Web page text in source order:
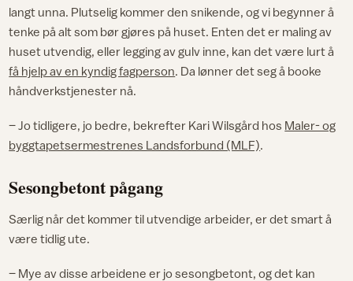
langt unna. Plutselig kommer den snikende, og vi begynner å
tenke på alt som bør gjøres på huset. Enten det er maling av
huset utvendig, eller legging av gulv inne, kan det være lurt å
få hjelp av en kyndig fagperson. Da lønner det seg å booke
håndverkstjenester nå.
– Jo tidligere, jo bedre, bekrefter Kari Wilsgård hos Maler- og
byggtapetsermestrenes Landsforbund (MLF)
Sesongbetont pågang
Særlig når det kommer til utvendige arbeider, er det smart å
være tidlig ute.
– Mye av disse arbeidene er jo sesongbetont, og det kan